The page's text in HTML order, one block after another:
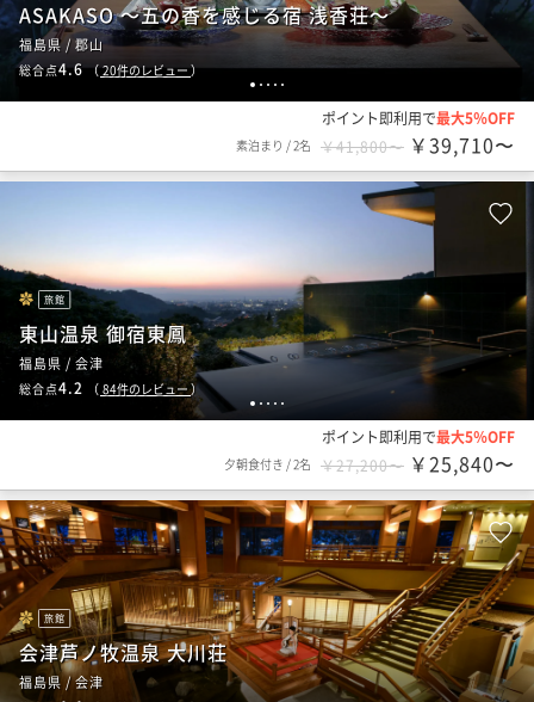
1 2 3 4 5
ASAKASO ～五の香を感じる宿 浅香荘～
福島県 / 郡山
総合点4.6（20件のレビュー）
ポイント即利用で最大5％OFF
素泊まり /2名 ￥41,800〜 ￥39,710〜
1 2 3 4 5
旅館
東山温泉 御宿東鳳
福島県 / 会津
総合点4.2 （ 84件のレビュー）
ポイント即利用で最大5％OFF
夕朝食付き /2名 ￥27,200〜 ￥25,840〜
旅館
会津芦ノ牧温泉 大川荘
福島県 / 会津